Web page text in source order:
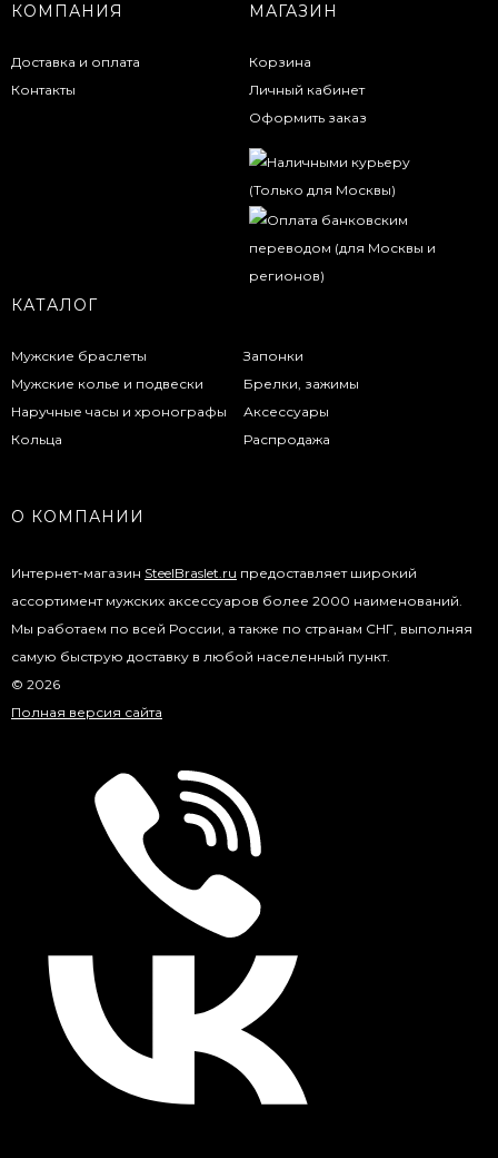
КОМПАНИЯ
Доставка и оплата
Контакты
МАГАЗИН
Корзина
Личный кабинет
Оформить заказ
КАТАЛОГ
Мужские браслеты
Мужские колье и подвески
Наручные часы и хронографы
Кольца
Запонки
Брелки, зажимы
Аксессуары
Распродажа
О КОМПАНИИ
Интернет-магазин SteelBraslet.ru предоставляет широкий
ассортимент мужских аксессуаров более 2000 наименований.
Мы работаем по всей России, а также по странам СНГ, выполняя
самую быструю доставку в любой населенный пункт.
© 2026
Полная версия сайта